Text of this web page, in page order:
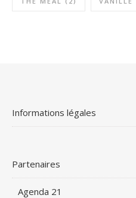
Informations légales
Partenaires
Agenda 21